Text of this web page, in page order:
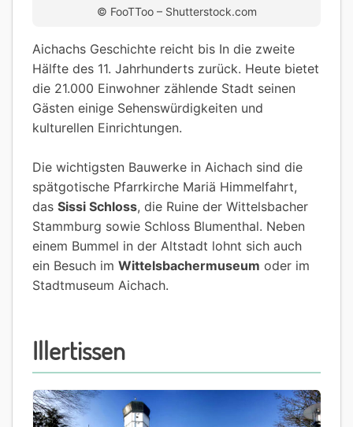
© FooTToo – Shutterstock.com
Aichachs Geschichte reicht bis In die zweite
Hälfte des 11. Jahrhunderts zurück. Heute bietet
die 21.000 Einwohner zählende Stadt seinen
Gästen einige Sehenswürdigkeiten und
kulturellen Einrichtungen.
Die wichtigsten Bauwerke in Aichach sind die
spätgotische Pfarrkirche Mariä Himmelfahrt,
das Sissi Schloss, die Ruine der Wittelsbacher
Stammburg sowie Schloss Blumenthal. Neben
einem Bummel in der Altstadt lohnt sich auch
ein Besuch im Wittelsbachermuseum oder im
Stadtmuseum Aichach.
Illertissen